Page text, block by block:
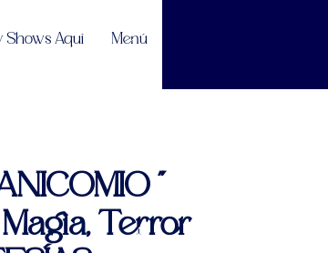
Shows Aquí Menú
"
Terror